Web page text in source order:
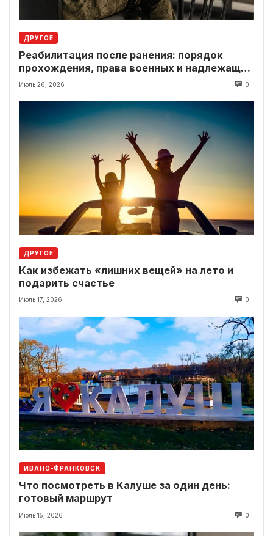
ДРУГОЕ
Реабилитация после ранения: порядок
прохождения, права военных и надлежащие
выплаты
Июль 26, 2026 0
ДРУГОЕ
Как избежать «лишних вещей» на лето и
подарить счастье
Июль 17, 2026 0
ИВАНО-ФРАНКОВСК
Что посмотреть в Калуше за один день:
готовый маршрут
Июль 15, 2026 0